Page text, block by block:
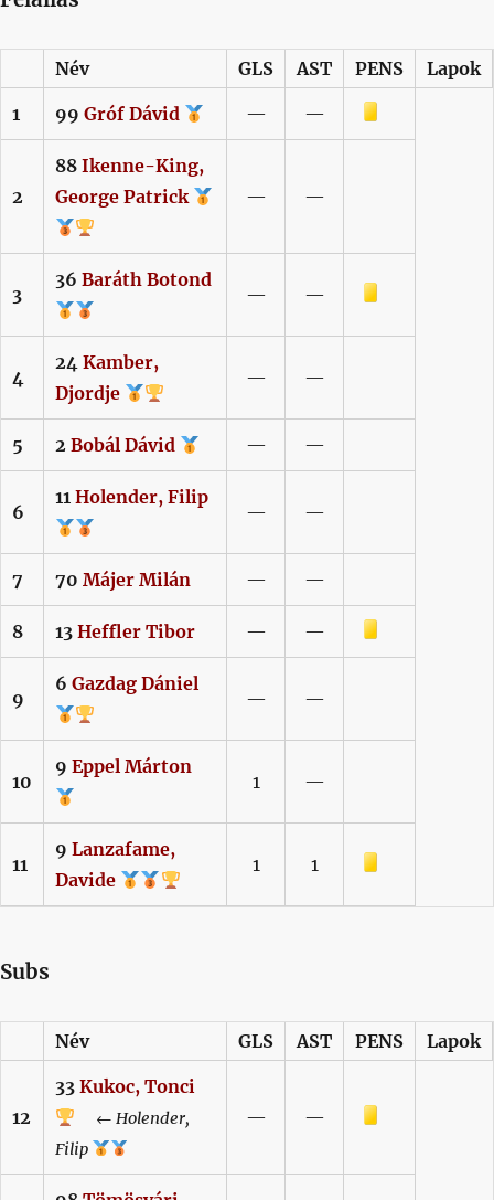
Név GLS AST PENS Lapok
1 99 Gróf Dávid — —
Sárga lap
2
88 Ikenne-King,
George Patrick
— —
3
36 Baráth Botond
— —
Sárga lap
4
24 Kamber,
Djordje
— —
5 2 Bobál Dávid — —
6
11 Holender, Filip
— —
7 70 Májer Milán — —
8 13 Heffler Tibor — —
Sárga lap
9
6 Gazdag Dániel
— —
10
9 Eppel Márton
1 —
11
9 Lanzafame,
Davide
1 1
Sárga lap
Subs
Név GLS AST PENS Lapok
12
33 Kukoc, Tonci
← Holender,
Filip
— —
Sárga lap